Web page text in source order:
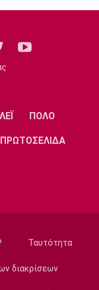
να γίνουν
να
ΠΟΛΟ
ΠΡΩΤΟΣΕΛΙΔΑ
Ταυτότητα
διακρίσεων